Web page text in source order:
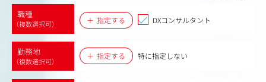
職種
（複数選択可） 指定する DXコンサルタント
勤務地
（複数選択可）
指定する 特に指定しない